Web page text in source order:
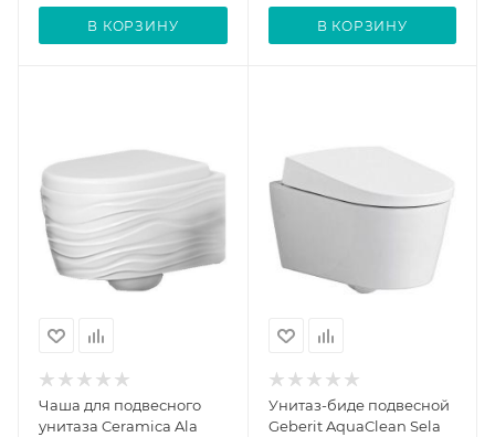
В КОРЗИНУ В КОРЗИНУ
Чаша для подвесного
унитаза Ceramica Ala
Унитаз-биде подвесной
Geberit AquaClean Sela